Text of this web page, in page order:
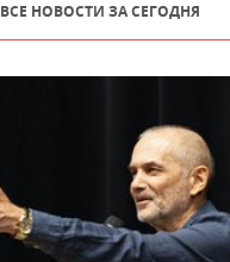
ВСЕ НОВОСТИ ЗА СЕГОДНЯ